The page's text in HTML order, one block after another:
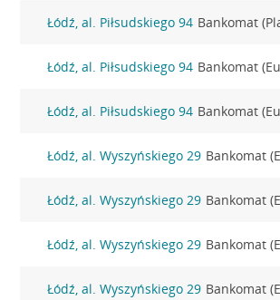
Łódź, al. Piłsudskiego 94 Bankomat
Łódź, al. Piłsudskiego 94 Bankomat
Łódź, al. Piłsudskiego 94 Bankomat
Łódź, al. Wyszyńskiego 29 Bankomat
Łódź, al. Wyszyńskiego 29 Bankomat
Łódź, al. Wyszyńskiego 29 Bankomat
Łódź, al. Wyszyńskiego 29 Bankomat